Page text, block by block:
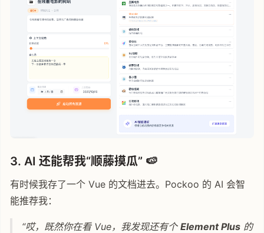
3. AI 还能帮我“顺藤摸瓜” 🍉
有时候我存了一个 Vue 的文档进去。Pockoo 的 AI 会智
能推荐我：
“哎，既然你在看 Vue，我发现还有个 Element Plus 的